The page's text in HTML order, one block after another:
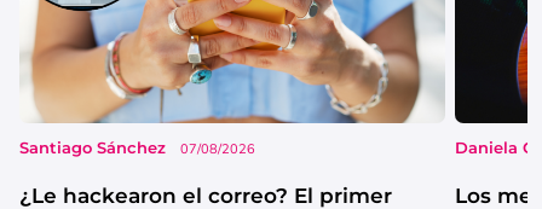
Santiago Sánchez 07/08/2026
¿Le hackearon el correo? El primer
Daniela
Los